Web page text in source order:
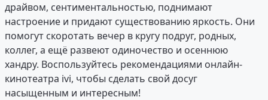
драйвом, сентиментальностью, поднимают
настроение и придают существованию яркость. Они
помогут скоротать вечер в кругу подруг, родных,
коллег, а ещё развеют одиночество и осеннюю
хандру. Воспользуйтесь рекомендациями онлайн-
кинотеатра ivi, чтобы сделать свой досуг
насыщенным и интересным!